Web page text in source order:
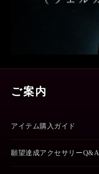
ご案内
アイテム購入ガイド
願望達成アクセサリーQ&A